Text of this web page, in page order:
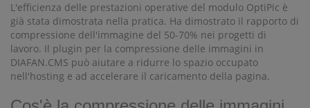
L'efficienza delle prestazioni operative del modulo OptiPic è
già stata dimostrata nella pratica. Ha dimostrato il rapporto di
compressione dell'immagine del 50-70% nei progetti di
lavoro. Il plugin per la compressione delle immagini in
DIAFAN.CMS può aiutare a ridurre lo spazio occupato
nell'hosting e ad accelerare il caricamento della pagina.